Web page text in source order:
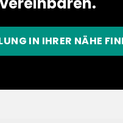
IN IHRER NÄHE